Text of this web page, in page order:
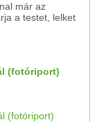
már az
a testet, lelket
(fotóriport)